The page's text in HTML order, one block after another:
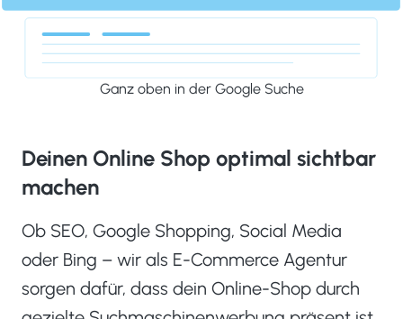
Deinen Online Shop optimal sichtbar
machen
Ob SEO, Google Shopping, Social Media
oder Bing – wir als E-Commerce Agentur
sorgen dafür, dass dein Online-Shop durch
Ganz oben in der Google Suche